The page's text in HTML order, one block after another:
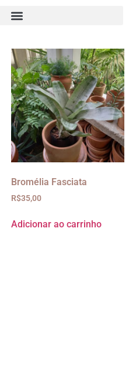
Bromélia Fasciata
R$35,00
Adicionar ao carrinho